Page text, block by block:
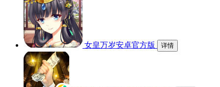
女皇万岁安卓官方版 详情